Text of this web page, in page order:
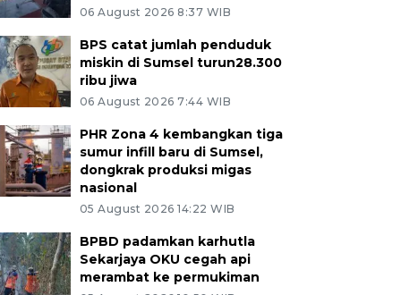
06 August 2026 8:37 WIB
BPS catat jumlah penduduk
miskin di Sumsel turun28.300
ribu jiwa
06 August 2026 7:44 WIB
PHR Zona 4 kembangkan tiga
sumur infill baru di Sumsel,
dongkrak produksi migas
nasional
05 August 2026 14:22 WIB
BPBD padamkan karhutla
Sekarjaya OKU cegah api
merambat ke permukiman